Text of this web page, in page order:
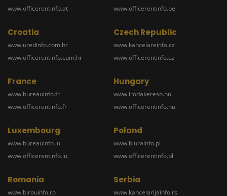
www.officerentinfo.at
www.officerentinfo.be
Croatia
www.uredinfo.com.hr
www.officerentinfo.com.hr
Czech Republic
www.kancelareinfo.cz
www.officerentinfo.cz
France
www.bureauinfo.fr
www.officerentinfo.fr
Hungary
www.irodakereso.hu
www.officerentinfo.hu
Luxembourg
www.bureauinfo.lu
www.officerentinfo.lu
Poland
www.biurainfo.pl
www.officerentinfo.pl
Romania
www.birouinfo.ro
Serbia
www.kancelarijainfo.rs